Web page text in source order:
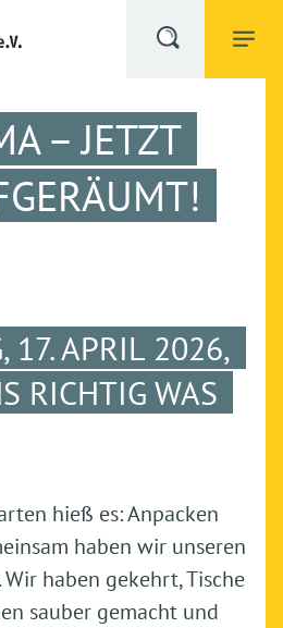
– JETZT
17. APRIL 2026,
RICHTIG WAS
hieß es: Anpacken
haben wir unseren
haben gekehrt, Tische
sauber gemacht und